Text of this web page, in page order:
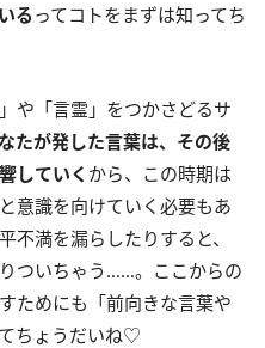
る ってコトをまずは知ってち
や「言霊」をつかさどるサ
たが発した言葉は、その後
していく から、この時期は
意識を向けていく必要もあ
満を漏らしたりすると、
ついちゃう……。ここからの
ためにも「前向きな言葉や
ちょうだいね♡